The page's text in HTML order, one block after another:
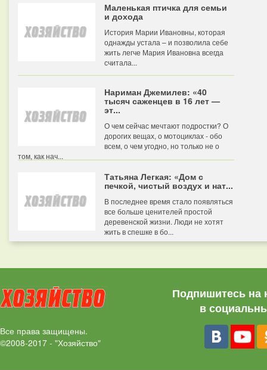
Маленькая птичка для семьи
и дохода
История Марии Ивановны, которая
однажды устала – и позволила себе
жить легче Мария Ивановна всегда
считала...
Нариман Джемилев: «40
тысяч саженцев в 16 лет —
эт...
О чем сейчас мечтают подростки? О
дорогих вещах, о мотоциклах - обо
всем, о чем угодно, но только не о
том, как нач...
Татьяна Легкая: «Дом с
печкой, чистый воздух и нат...
В последнее время стало появляться
все больше ценителей простой
деревенской жизни. Люди не хотят
жить в спешке в бо...
Все права защищены.
©2008-2017 - "Хозяйство"
Подпишитесь на
в